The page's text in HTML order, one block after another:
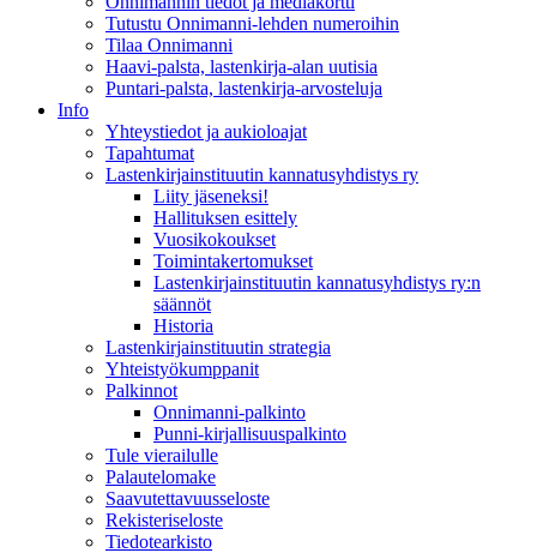
Tutustu Onnimanni-lehden numeroihin
Tilaa Onnimanni
Haavi-palsta, lastenkirja-alan uutisia
Puntari-palsta, lastenkirja-arvosteluja
Info
Yhteystiedot ja aukioloajat
Tapahtumat
Lastenkirjainstituutin kannatusyhdistys ry
Liity jäseneksi!
Hallituksen esittely
Vuosikokoukset
Toimintakertomukset
Lastenkirjainstituutin kannatusyhdistys ry:n
säännöt
Historia
Lastenkirjainstituutin strategia
Yhteistyökumppanit
Palkinnot
Onnimanni-palkinto
Punni-kirjallisuuspalkinto
Tule vierailulle
Palautelomake
Saavutettavuusseloste
Rekisteriseloste
Tiedotearkisto